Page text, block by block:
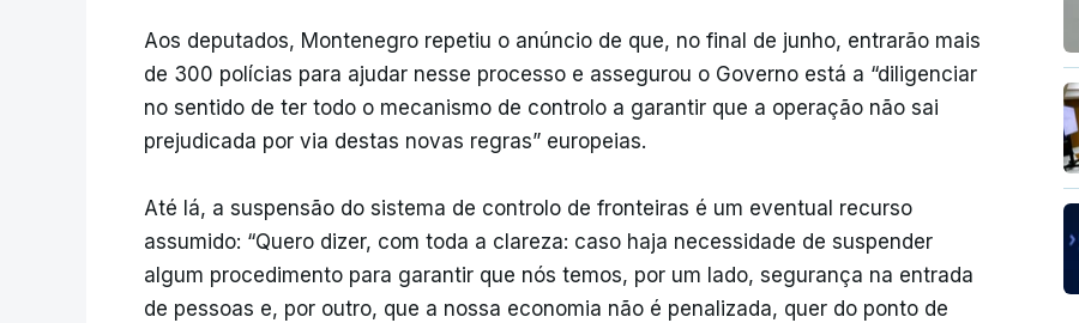
Aos deputados, Montenegro repetiu o anúncio de que, no final de junho, entrarão mais
de 300 polícias para ajudar nesse processo e assegurou o Governo está a “diligenciar
no sentido de ter todo o mecanismo de controlo a garantir que a operação não sai
prejudicada por via destas novas regras” europeias.
Até lá, a suspensão do sistema de controlo de fronteiras é um eventual recurso
assumido: “Quero dizer, com toda a clareza: caso haja necessidade de suspender
algum procedimento para garantir que nós temos, por um lado, segurança na entrada
de pessoas e, por outro, que a nossa economia não é penalizada, quer do ponto de